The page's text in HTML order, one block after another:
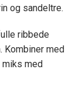
og sandeltre.
ribbede
Kombiner med
med